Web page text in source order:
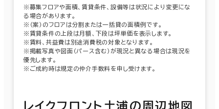
※募集フロアや面積、賃貸条件、設備等は状況により変更にな
る場合があります。
※（案）のフロアは分割または一括貸の面積例です。
※賃貸条件の上段は月額、下段は坪単価を表示します。
※賃料、共益費は別途消費税の対象となります。
※掲載写真や図面（パース含む）が現況と異なる場合は現況を
優先します。
※ご成約時は規定の仲介手数料を申し受けます。
レイクフロント土浦の周辺地図